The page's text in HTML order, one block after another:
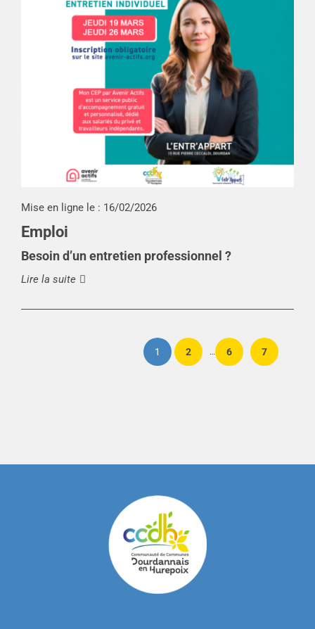
Mise en ligne le : 16/02/2026
Emploi
Besoin d’un entretien professionnel ?
Lire la suite
1 2 … 6 7